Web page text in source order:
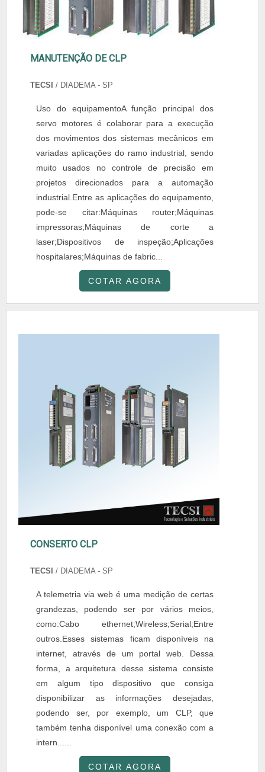
MANUTENÇÃO DE CLP
TECSI / DIADEMA - SP
Uso do equipamentoA função principal dos
servo motores é colaborar para a execução
dos movimentos dos sistemas mecânicos em
variadas aplicações do ramo industrial, sendo
muito usados no controle de precisão em
projetos direcionados para a automação
industrial.Entre as aplicações do equipamento,
pode-se citar:Máquinas router;Máquinas
impressoras;Máquinas de corte a
laser;Dispositivos de inspeção;Aplicações
hospitalares;Máquinas de fabric...
COTAR AGORA
CONSERTO CLP
TECSI / DIADEMA - SP
A telemetria via web é uma medição de certas
grandezas, podendo ser por vários meios,
como:Cabo ethernet;Wireless;Serial;Entre
outros.Esses sistemas ficam disponíveis na
internet, através de um portal web. Dessa
forma, a arquitetura desse sistema consiste
em algum tipo dispositivo que consiga
disponibilizar as informações desejadas,
podendo ser, por exemplo, um CLP, que
também tenha disponível uma conexão com a
intern......
COTAR AGORA